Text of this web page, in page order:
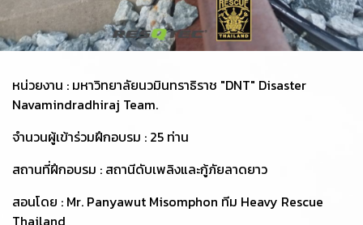
หน่วยงาน : มหาวิทยาลัยนวมินทราธิราช "DNT" Disaster
Navamindradhiraj Team.️
จำนวนผู้เข้าร่วมฝึกอบรม : 25 ท่าน️
สถานที่ฝึกอบรม : สถานีดับเพลิงและกู้ภัยลาดยาว
สอนโดย : Mr. Panyawut Misomphon ทีม Heavy Rescue
Thailand